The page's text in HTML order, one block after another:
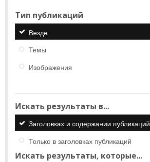
Тип публикаций
Везде
Темы
Изображения
Искать результаты в...
Заголовках и содержании публикаций
Только в заголовках публикаций
Искать результаты, которые...